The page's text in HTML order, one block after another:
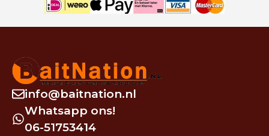
info@baitnation.nl
Whatsapp ons!
06-51753414